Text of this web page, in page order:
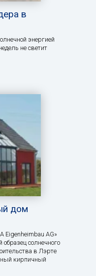
в
энергией
не светит
дом
Eigenheimbau AG»
солнечного
в Лэрте
кирпичный